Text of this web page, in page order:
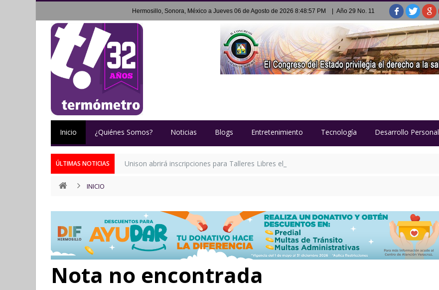
Hermosillo, Sonora, México a Jueves 06 de Agosto de 2026 8:48:57 PM | Año 29 No. 11
Inicio ¿Quiénes Somos? Noticias Blogs Entretenimiento Tecnología Desarrollo Personal
ÚLTIMAS NOTICIAS Unison abrirá inscripciones para Talleres Libres el 17 de agosto
INICIO
Nota no encontrada